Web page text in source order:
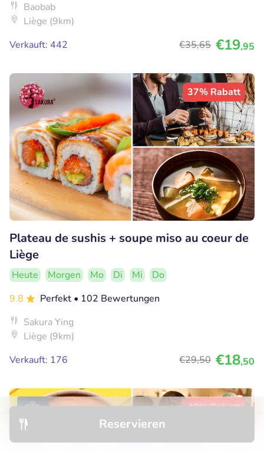
Reservieren
Baobab
Liège (9km)
Verkauft: 442
€35,65 €19,95
37% Rabatt
Plateau de sushis + soupe miso au coeur de
Liège
Heute Morgen Mo Di Mi
Do
9.8
Perfekt • 102 Bewertungen
Sakura Ying
Liège (9km)
Verkauft: 176
€29,50 €18,50
48% Rabatt